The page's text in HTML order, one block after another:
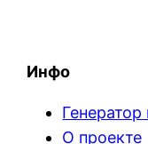
Инфо
Генератор
О проекте